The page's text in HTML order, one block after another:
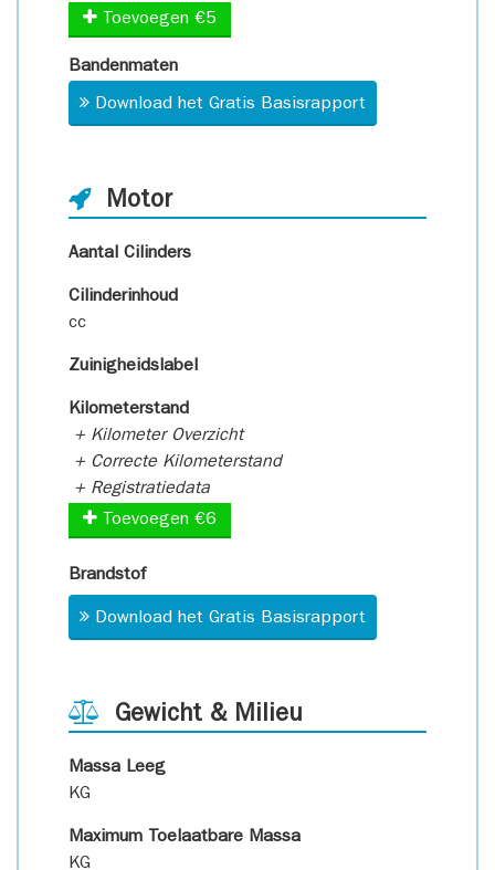
Toevoegen €5
Bandenmaten
Download het Gratis Basisrapport
Motor
Aantal Cilinders
Cilinderinhoud
cc
Zuinigheidslabel
Kilometerstand
+ Kilometer Overzicht
+ Correcte Kilometerstand
+ Registratiedata
Toevoegen €6
Brandstof
Download het Gratis Basisrapport
Gewicht & Milieu
Massa Leeg
KG
Maximum Toelaatbare Massa
KG